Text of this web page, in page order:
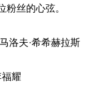
丝的心弦。
洛夫·希希赫拉斯
耀